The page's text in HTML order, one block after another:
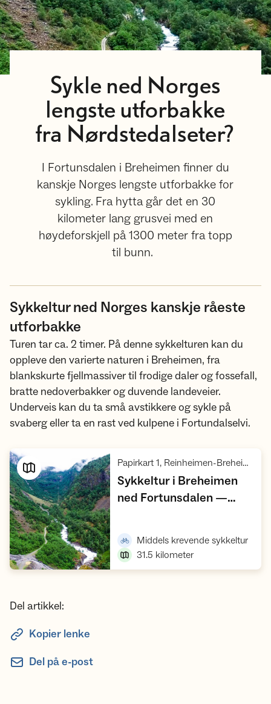
Sykle ned Norges
lengste utforbakke
fra Nørdstedalseter?
I Fortunsdalen i Breheimen finner du
kanskje Norges lengste utforbakke for
sykling. Fra hytta går det en 30
kilometer lang grusvei med en
høydeforskjell på 1300 meter fra topp
til bunn.
Sykkeltur ned Norges kanskje råeste
utforbakke
Turen tar ca. 2 timer. På denne sykkelturen kan du
oppleve den varierte naturen i Breheimen, fra
blankskurte fjellmassiver til frodige daler og fossefall,
bratte nedoverbakker og duvende landeveier.
Underveis kan du ta små avstikkere og sykle på
svaberg eller ta en rast ved kulpene i Fortundalselvi.
Papirkart 1, Reinheimen-Breheimen villreinområde, Breheimen med Jostedalsbreen
Sykkeltur i Breheimen
ned Fortunsdalen —
Middels krevende sykkeltur,
31.5 kilometer
Del artikkel:
Kopier lenke
Del på e-post